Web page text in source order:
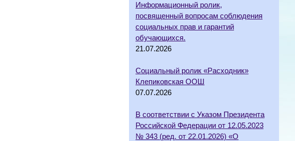
Информационный ролик,
посвященный вопросам соблюдения
социальных прав и гарантий
обучающихся.
21.07.2026
Социальный ролик «Расходник»
Клепиковская ООШ
07.07.2026
В соответствии с Указом Президента
Российской Федерации от 12.05.2023
№ 343 (ред. от 22.01.2026) «О